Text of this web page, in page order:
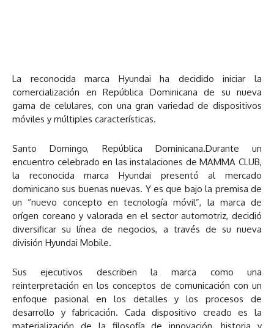
La reconocida marca Hyundai ha decidido iniciar la
comercialización en República Dominicana de su nueva
gama de celulares, con una gran variedad de dispositivos
móviles y múltiples características.
Santo Domingo, República Dominicana.Durante un
encuentro celebrado en las instalaciones de MAMMA CLUB,
la reconocida marca Hyundai presentó al mercado
dominicano sus buenas nuevas. Y es que bajo la premisa de
un “nuevo concepto en tecnología móvil”, la marca de
orígen coreano y valorada en el sector automotriz, decidió
diversificar su línea de negocios, a través de su nueva
división Hyundai Mobile.
Sus ejecutivos describen la marca como una
reinterpretación en los conceptos de comunicación con un
enfoque pasional en los detalles y los procesos de
desarrollo y fabricación. Cada dispositivo creado es la
materialización de la filosofía de innovación, historia y